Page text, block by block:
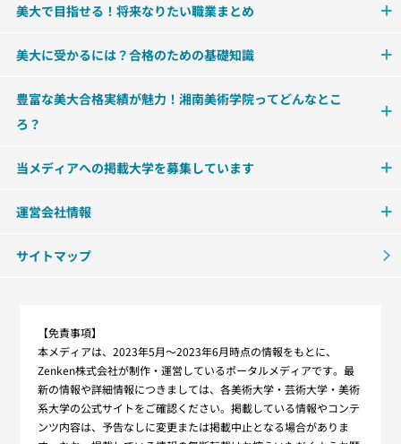
美大で目指せる！将来なりたい職業まとめ
美大に受かるには？合格のための基礎知識
豊富な美大合格実績が魅力！湘南美術学院ってどんなとこ
ろ？
当メディアへの掲載大学を募集しています
運営会社情報
サイトマップ
【免責事項】
本メディアは、2023年5月～2023年6月時点の情報をもとに、
Zenken株式会社が制作・運営しているポータルメディアです。最
新の情報や詳細情報につきましては、各美術大学・芸術大学・美術
系大学の公式サイトをご確認ください。掲載している情報やコンテ
ンツ内容は、予告なしに変更または掲載中止となる場合がありま